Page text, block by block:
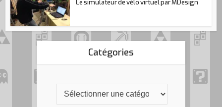
Le simulateur de vélo virtuel par MDesign
Catégories